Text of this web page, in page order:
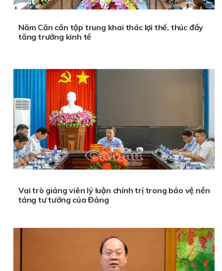
Năm Căn cần tập trung khai thác lợi thế, thúc đẩy
tăng trưởng kinh tế
Vai trò giảng viên lý luận chính trị trong bảo vệ nền
tảng tư tưởng của Đảng